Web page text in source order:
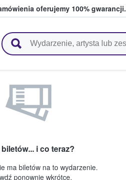
oferujemy 100% gwarancji.
sprzedają bilety
i co teraz?
ma biletów na to wydarzenie.
ponownie wkrótce.